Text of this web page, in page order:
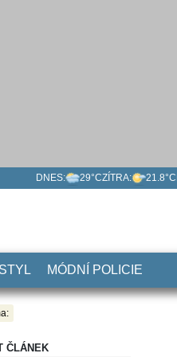
DNES: 29°CZÍTRA: 21.8°C
MÓDNÍ POLICIE
ČLÁNEK